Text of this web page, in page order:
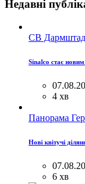
Недавні
СВ
Sinalco стає
4 хв
Панорама
Нові квітучі
6 хв